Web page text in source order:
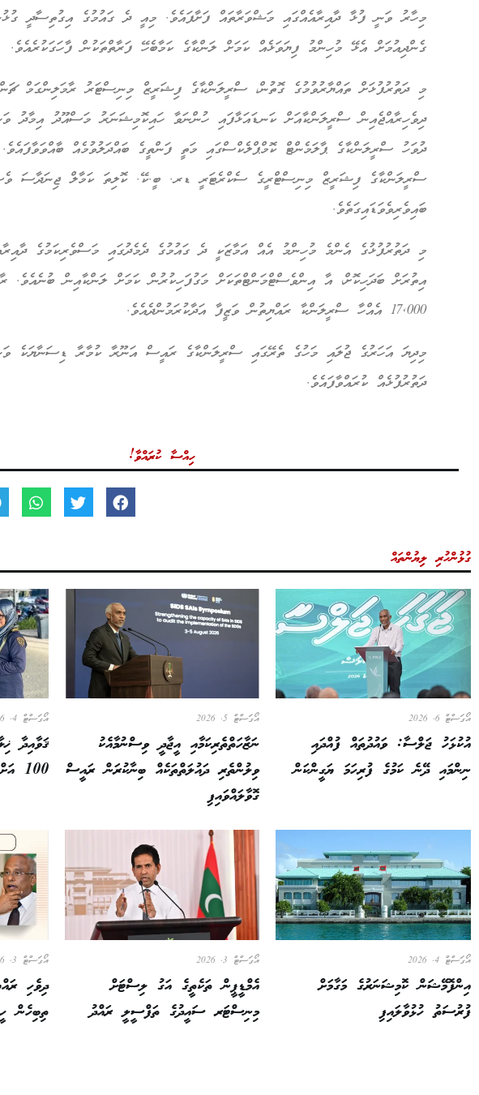
މިހާރު ވަނީ ފުޅާ ދާއިރާއެއްގައި މަޝްވަރާތައް ފަށާފައެވެ. މިއީ ދެ ގައުމުގެ އިގުތިސާދީ
ގެންދިއުމަށް އެޅޭ މުހިންމު ފިޔަވަޅެއް ކަމަށް ލަންކާގެ ކަމާބެހޭ ފަރާތްތަކުން ފާހަގަކުރެއެވެ.
މި ދަތުރުފުޅަށް ތައްޔާރުވުމުގެ ގޮތުން، ސްރީލަންކާގެ ފިޝަރީޒް މިނިސްޓަރު ރާމަލިންގަމް
ދިވެހިރާއްޖެއިން ސްރީލަންކާއަށް ކަނޑައަޅާފައި ހުންނަވާ ހައިކޮމިޝަނަރު މަސްއޫދު އިމާދު
ދުވަހު ސްރީލަންކާގެ ޕާލަމެންޓް ކޮމްޕްލެކްސްގައި މަތީ ފަންތީގެ ބައްދަލުވުމެއް
ސްރީލަންކާގެ ފިޝަރީޒް މިނިސްޓްރީގެ ސެކްރެޓަރީ ޑރ. ބީ.ކޭ. ކޮލިތަ ކަމާލް ޖިނަދާސަ
ބައިވެރިވެވަޑައިގަތެވެ.
މި ދަތުރުފުޅުގެ އެންމެ މުހިންމު އެއް އަމާޒަކީ ދެ ގައުމުގެ ދެމެދުގައި މަސްވެރިކަމުގެ
އިތުރަށް ބަދަހިކޮށް، އާ އިންވެސްޓްމަންޓްތަކަށް މަގުފަހިކުރުން ކަމަށް ލަންކާއިން ބުނެއެވެ.
17,000 އެއްހާ ސްރީލަންކާ ރައްޔިތުން ވަޒީފާ އަދާކުރަމުންދެއެވެ.
މިދިޔަ އަހަރުގެ ޖުލައި މަހުގެ ތެރޭގައި ސްރީލަންކާގެ ރައީސް އަނޫރާ ކުމާރާ ޑިސަނާޔަކެ
ދަތުރުފުޅެއް ކުރައްވާފައެވެ.
ހިއްސާ ކުރައްވާ!
ގުޅުންހުރި ލިޔުންތައް
އޯގަސްޓް 6, 2026
އުކުޅަހު ޖަލްސާ: ވައުދުތައް ފުއްދައި
ނިންމައި ދޭނެ ކަމުގެ ފުރިހަމަ ޔަގީންކަން
އޯގަސްޓް 5, 2026
ނަޒާހަތްތެރިކަމާއި އީޖާދީ ވިސްނުމާއެކު
ވިލުންތެރި ދައުލަތްތަކެއް ބިނާކުރަން ރައީސް
ގޮވާލައްވައިފި
އޯގަސްޓް 4, 2026
ޤަވާއިދާ
100 އަށްވުރެ ގިނަ ވިޔަފާރި
އޯގަސްޓް 4, 2026
އިންފޮމޭޝަން ކޮމިޝަނަރުގެ މަގާމަށް
ފުރުސަތު ހުޅުވާލައިފި
އޯގަސްޓް 3, 2026
އެމްޑީޕީން ތަކެތީގެ އަގު ލިސްޓަށް
މިނިސްޓަރ ސައީދުގެ ތަފްސީލީ ރައްދު
އޯގަސްޓް 3, 2026
ދިވެހި
ތިބިހެން